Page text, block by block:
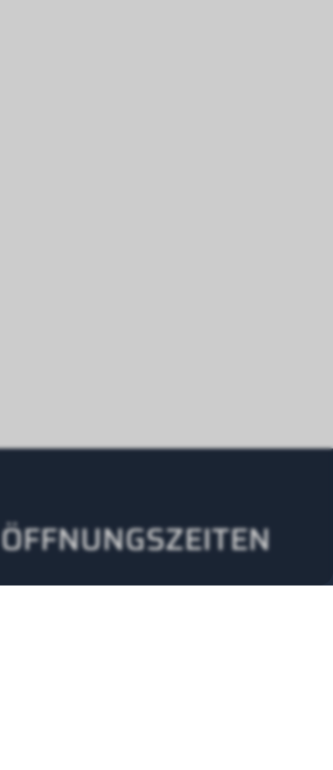
ÖFFNUNGSZEITEN